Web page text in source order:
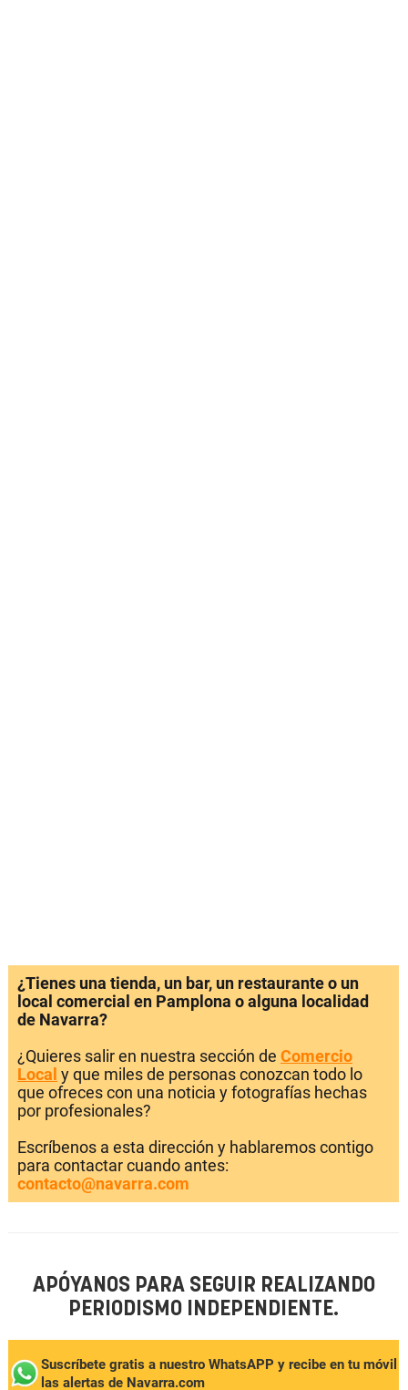
¿Tienes una tienda, un bar, un restaurante o un
local comercial en Pamplona o alguna localidad
de Navarra?
¿Quieres salir en nuestra sección de Comercio
Local y que miles de personas conozcan todo lo
que ofreces con una noticia y fotografías hechas
por profesionales?
Escríbenos a esta dirección y hablaremos contigo
para contactar cuando antes:
contacto@navarra.com
APÓYANOS PARA SEGUIR REALIZANDO
PERIODISMO INDEPENDIENTE.
Suscríbete gratis a nuestro WhatsAPP y recibe en tu móvil
las alertas de Navarra.com